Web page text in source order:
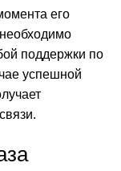
его
поддержки по
успешной